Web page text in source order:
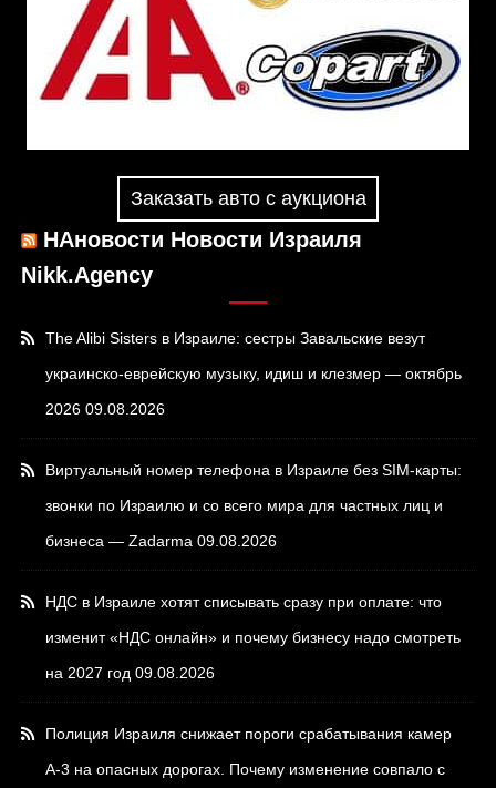
Заказать авто с аукциона
НАновости Новости Израиля
Nikk.Agency
The Alibi Sisters в Израиле: сестры Завальские везут
украинско-еврейскую музыку, идиш и клезмер — октябрь
2026 09.08.2026
Виртуальный номер телефона в Израиле без SIM-карты:
звонки по Израилю и со всего мира для частных лиц и
бизнеса — Zadarma 09.08.2026
НДС в Израиле хотят списывать сразу при оплате: что
изменит «НДС онлайн» и почему бизнесу надо смотреть
на 2027 год 09.08.2026
Полиция Израиля снижает пороги срабатывания камер
А-3 на опасных дорогах. Почему изменение совпало с